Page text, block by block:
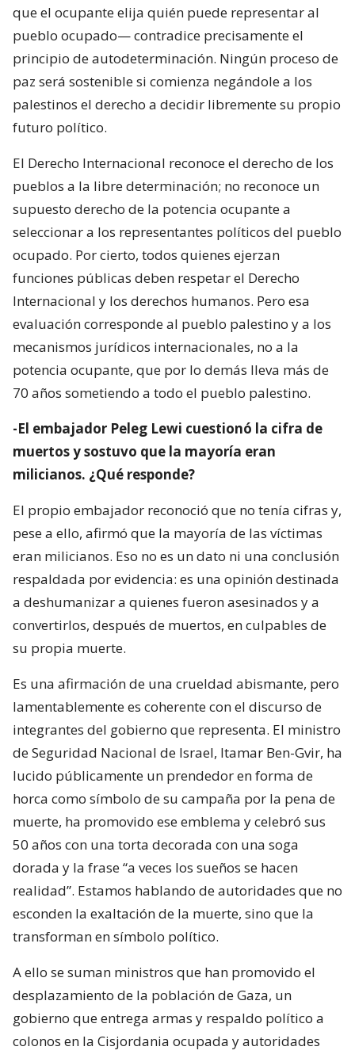
que el ocupante elija quién puede representar al
pueblo ocupado— contradice precisamente el
principio de autodeterminación. Ningún proceso de
paz será sostenible si comienza negándole a los
palestinos el derecho a decidir libremente su propio
futuro político.
El Derecho Internacional reconoce el derecho de los
pueblos a la libre determinación; no reconoce un
supuesto derecho de la potencia ocupante a
seleccionar a los representantes políticos del pueblo
ocupado. Por cierto, todos quienes ejerzan
funciones públicas deben respetar el Derecho
Internacional y los derechos humanos. Pero esa
evaluación corresponde al pueblo palestino y a los
mecanismos jurídicos internacionales, no a la
potencia ocupante, que por lo demás lleva más de
70 años sometiendo a todo el pueblo palestino.
-El embajador Peleg Lewi cuestionó la cifra de
muertos y sostuvo que la mayoría eran
milicianos. ¿Qué responde?
El propio embajador reconoció que no tenía cifras y,
pese a ello, afirmó que la mayoría de las víctimas
eran milicianos. Eso no es un dato ni una conclusión
respaldada por evidencia: es una opinión destinada
a deshumanizar a quienes fueron asesinados y a
convertirlos, después de muertos, en culpables de
su propia muerte.
Es una afirmación de una crueldad abismante, pero
lamentablemente es coherente con el discurso de
integrantes del gobierno que representa. El ministro
de Seguridad Nacional de Israel, Itamar Ben-Gvir, ha
lucido públicamente un prendedor en forma de
horca como símbolo de su campaña por la pena de
muerte, ha promovido ese emblema y celebró sus
50 años con una torta decorada con una soga
dorada y la frase “a veces los sueños se hacen
realidad”. Estamos hablando de autoridades que no
esconden la exaltación de la muerte, sino que la
transforman en símbolo político.
A ello se suman ministros que han promovido el
desplazamiento de la población de Gaza, un
gobierno que entrega armas y respaldo político a
colonos en la Cisjordania ocupada y autoridades